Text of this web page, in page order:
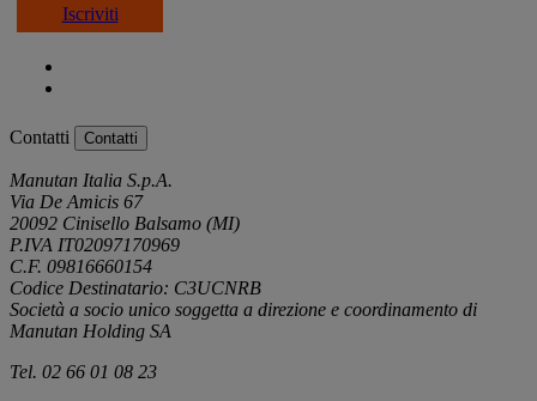
Iscriviti
Contatti Contatti
Manutan Italia S.p.A.
Via De Amicis 67
20092 Cinisello Balsamo (MI)
P.IVA IT02097170969
C.F. 09816660154
Codice Destinatario: C3UCNRB
Società a socio unico soggetta a direzione e coordinamento di
Manutan Holding SA
Tel. 02 66 01 08 23